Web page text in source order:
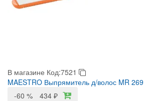
В магазине Код:7521
MAESTRO Выпрямитель д/волос MR 269
-60 %
434 ₽